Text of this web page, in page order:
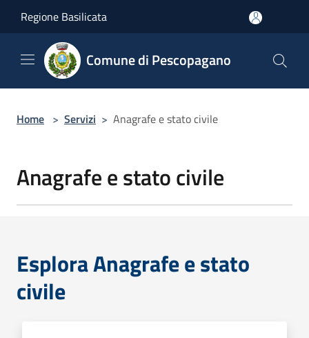
Regione Basilicata
Comune di Pescopagano
Home > Servizi > Anagrafe e stato civile
Anagrafe e stato civile
Esplora Anagrafe e stato
civile